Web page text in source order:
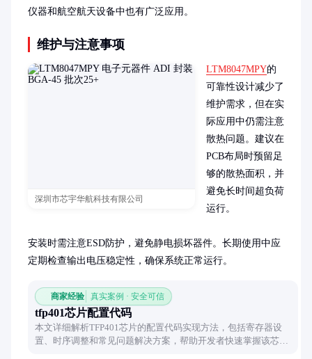
仪器和航空航天设备中也有广泛应用。
维护与注意事项
深圳市芯宇华航科技有限公司
LTM8047MPY的
可靠性设计减少了
维护需求，但在实
际应用中仍需注意
散热问题。建议在
PCB布局时预留足
够的散热面积，并
避免长时间超负荷
运行。
安装时需注意ESD防护，避免静电损坏器件。长期使用中应
定期检查输出电压稳定性，确保系统正常运行。
商家经验 真实案例 · 安全可信
tfp401芯片配置代码
本文详细解析TFP401芯片的配置代码实现方法，包括寄存器设
置、时序调整和常见问题解决方案，帮助开发者快速掌握该芯片